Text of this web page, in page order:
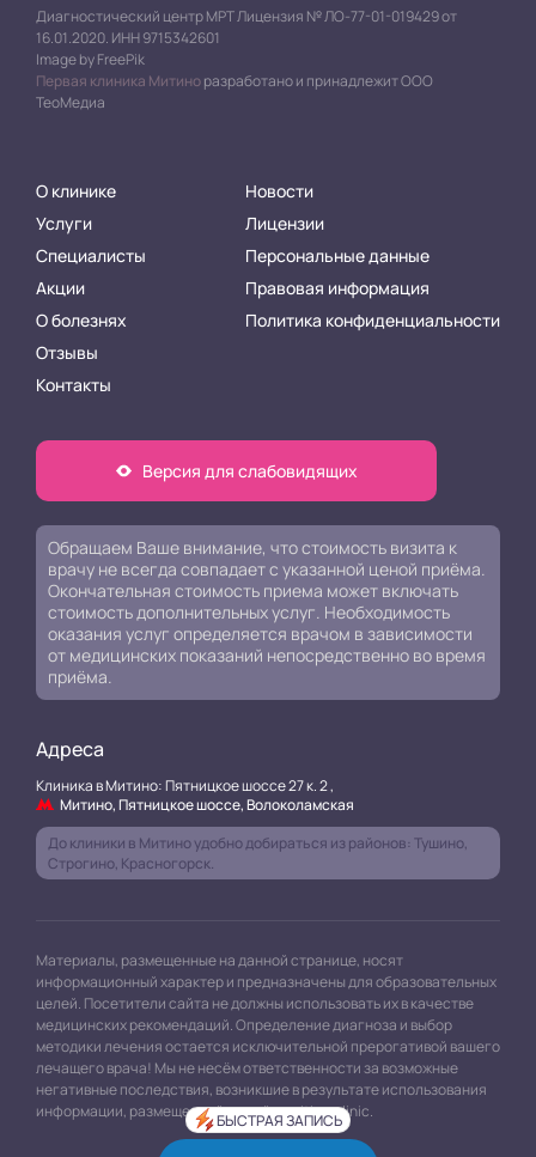
Диагностический центр МРТ Лицензия № ЛО-77-01-019429 от
16.01.2020. ИНН 9715342601
Image by FreePik
Первая клиника Митиноразработано и принадлежит ООО
ТеоМедиа
О клинике
Услуги
Специалисты
Акции
О болезнях
Отзывы
Контакты
Новости
Лицензии
Персональные данные
Правовая информация
Политика конфиденциальности
Версия для слабовидящих
Обращаем Ваше внимание, что стоимость визита к
врачу не всегда совпадает с указанной ценой приёма.
Окончательная стоимость приема может включать
стоимость дополнительных услуг. Необходимость
оказания услуг определяется врачом в зависимости
от медицинских показаний непосредственно во время
приёма.
Адреса
Клиника в Митино: Пятницкое шоссе 27 к. 2 ,
Митино, Пятницкое шоссе, Волоколамская
До клиники в Митино удобно добираться из районов: Тушино,
Строгино, Красногорск.
Материалы, размещенные на данной странице, носят
информационный характер и предназначены для образовательных
целей. Посетители сайта не должны использовать их в качестве
медицинских рекомендаций. Определение диагноза и выбор
методики лечения остается исключительной прерогативой вашего
лечащего врача! Мы не несём ответственности за возможные
негативные последствия, возникшие в результате использования
информации, размещенной на сайте mitino.clinic.
БЫСТРАЯ ЗАПИСЬ